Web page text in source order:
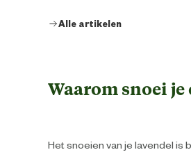
Alle artikelen
Waarom snoei je
Het snoeien van je lavendel is